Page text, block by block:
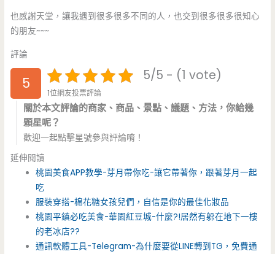
也感謝天堂，讓我遇到很多很多不同的人，也交到很多很多很知心
的朋友~~~
評論
5 5/5 - (1 vote)
1位網友投票評論
關於本文評論的商家、商品、景點、議題、方法，你給幾
顆星呢？
歡迎一起點擊星號參與評論唷！
延伸閱讀
桃園美食APP教學-芽月帶你吃-讓它帶著你，跟著芽月一起
吃
服裝穿搭-棉花糖女孩兒們，自信是你的最佳化妝品
桃園平鎮必吃美食-華園紅豆城-什麼?!居然有躲在地下一樓
的老冰店??
通訊軟體工具-Telegram-為什麼要從LINE轉到TG，免費通